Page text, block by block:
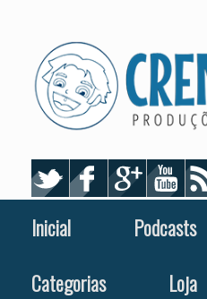
Inicial
Podcasts
Categorias
Loja